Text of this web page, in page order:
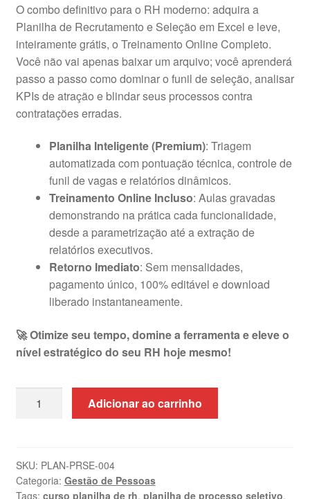
R$59,90.R$39,90.
O combo definitivo para o RH moderno: adquira a
Planilha de Recrutamento e Seleção em Excel e leve,
inteiramente grátis, o Treinamento Online Completo.
Você não vai apenas baixar um arquivo; você aprenderá
passo a passo como dominar o funil de seleção, analisar
KPIs de atração e blindar seus processos contra
contratações erradas.
Planilha Inteligente (Premium): Triagem
automatizada com pontuação técnica, controle de
funil de vagas e relatórios dinâmicos.
Treinamento Online Incluso: Aulas gravadas
demonstrando na prática cada funcionalidade,
desde a parametrização até a extração de
relatórios executivos.
Retorno Imediato: Sem mensalidades,
pagamento único, 100% editável e download
liberado instantaneamente.
🚀 Otimize seu tempo, domine a ferramenta e eleve o
nível estratégico do seu RH hoje mesmo!
Seleção
em
Adicionar ao carrinho
SKU: PLAN-PRSE-004
Categoria: Gestão de Pessoas
Tags: curso planilha de rh, planilha de processo seletivo,